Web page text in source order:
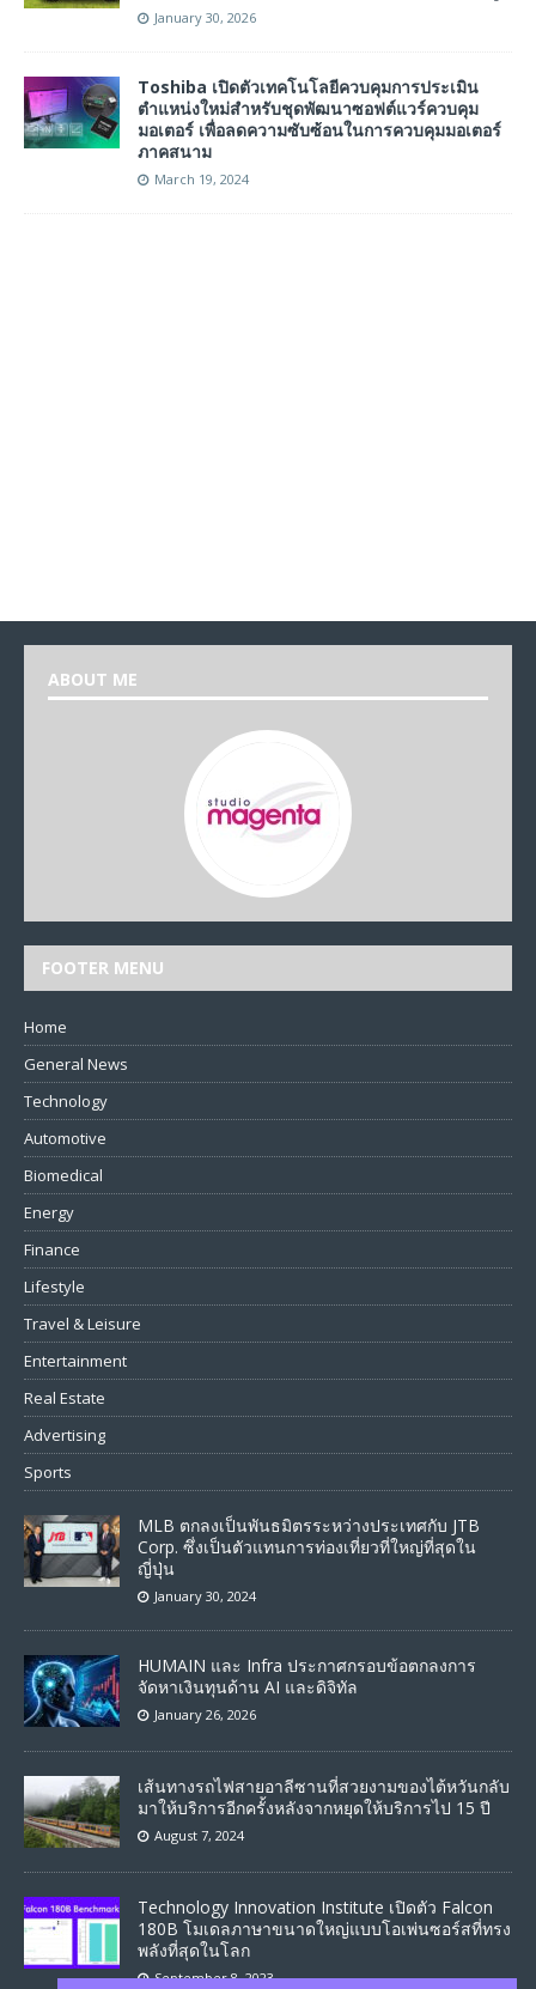
January 30, 2026
Toshiba เปิดตัวเทคโนโลยีควบคุมการประเมิน
ตำแหน่งใหม่สำหรับชุดพัฒนาซอฟต์แวร์ควบคุม
มอเตอร์ เพื่อลดความซับซ้อนในการควบคุมมอเตอร์
ภาคสนาม
March 19, 2024
ABOUT ME
FOOTER MENU
Home
General News
Technology
Automotive
Biomedical
Energy
Finance
Lifestyle
Travel & Leisure
Entertainment
Real Estate
Advertising
Sports
MLB ตกลงเป็นพันธมิตรระหว่างประเทศกับ JTB
Corp. ซึ่งเป็นตัวแทนการท่องเที่ยวที่ใหญ่ที่สุดใน
ญี่ปุ่น
January 30, 2024
HUMAIN และ Infra ประกาศกรอบข้อตกลงการ
จัดหาเงินทุนด้าน AI และดิจิทัล
January 26, 2026
เส้นทางรถไฟสายอาลีซานที่สวยงามของไต้หวันกลับ
มาให้บริการอีกครั้งหลังจากหยุดให้บริการไป 15 ปี
August 7, 2024
Technology Innovation Institute เปิดตัว Falcon
180B โมเดลภาษาขนาดใหญ่แบบโอเพ่นซอร์สที่ทรง
พลังที่สุดในโลก
September 8, 2023